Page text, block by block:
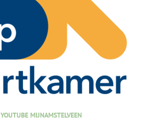
YOUTUBE MIJNAMSTELVEEN